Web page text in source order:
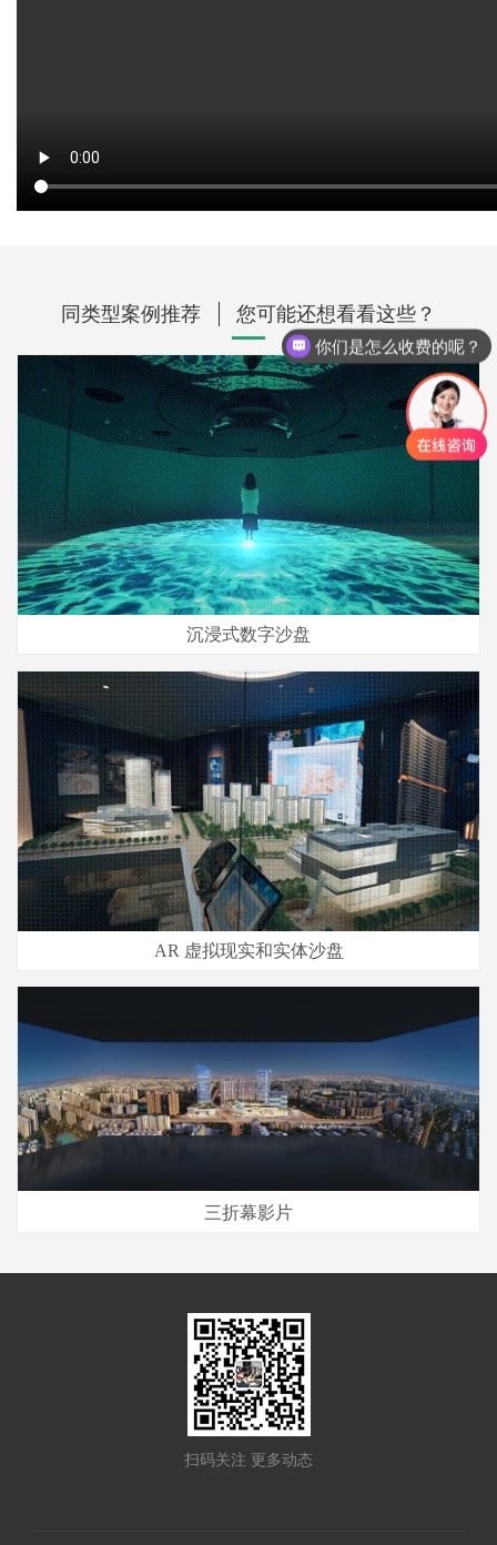
同类型案例推荐 您可能还想看看这些？
沉浸式数字沙盘
AR 虚拟现实和实体沙盘
三折幕影片
扫码关注 更多动态
你们是怎么收费的呢？